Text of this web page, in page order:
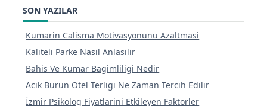
SON YAZILAR
Kumarin Calisma Motivasyonunu Azaltmasi
Kaliteli Parke Nasil Anlasilir
Bahis Ve Kumar Bagimliligi Nedir
Acik Burun Otel Terligi Ne Zaman Tercih Edilir
İzmir Psikolog Fiyatlarini Etkileyen Faktorler